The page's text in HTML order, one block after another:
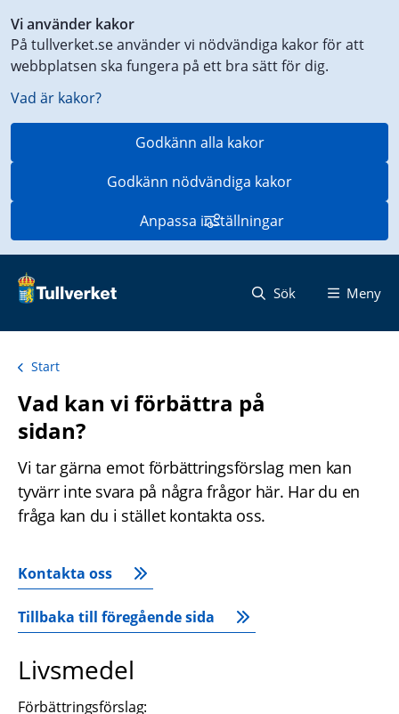
Vi använder kakor
På tullverket.se använder vi nödvändiga kakor för att
webbplatsen ska fungera på ett bra sätt för dig.
Vad är kakor?
Godkänn alla kakor
Godkänn nödvändiga kakor
Anpassa inställningar
till
innehåll
på
aktuell
Sök Meny
Start
Vad kan vi förbättra på
sidan?
Vi tar gärna emot förbättringsförslag men kan
tyvärr inte svara på några frågor här. Har du en
fråga kan du i stället kontakta oss.
Kontakta oss
Tillbaka till föregående sida
Livsmedel
Förbättringsförslag: